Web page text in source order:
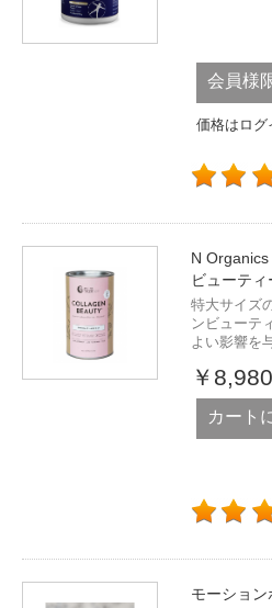
会員様
価格はログ
N
ビューテ
特大サイズ
ンビューテ
よい影響を
￥8,980
カート
モーショ